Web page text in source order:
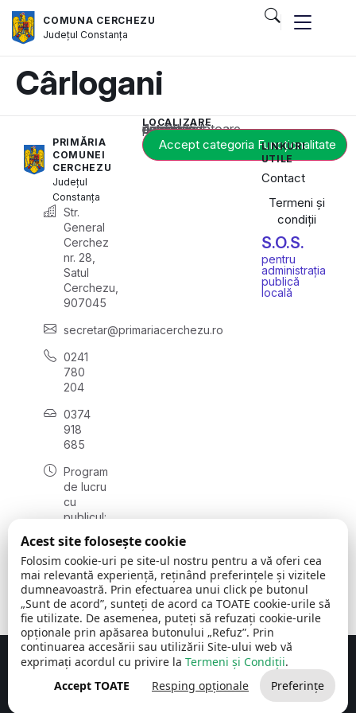
COMUNA CERCHEZU
JudețulConstanța
Cârlogani
PRIMĂRIA
COMUNEI
CERCHEZU
Județul
Constanța
Str.
General
Cerchez
nr. 28,
Satul
Cerchezu,
907045
secretar@primariacerchezu.ro
0241
780
204
0374
918
685
Program
de lucru
cu
publicul:
08:00 -
16:30
, vineri:
08:00 -
14:00
LOCALIZARE
Acest conținut este blocat până când acceptați categoria corespunzătoare de cookie-uri.
Accept categoria Funcționalitate
LINKURI
UTILE
Contact
Termeni și
condiții
S.O.S.
pentru
administrația
publică
locală
Comuna Cerchezu © 2026Toate drepturile rezervate
Concept realizat de Big Media Relații Publice SRL
Acest site folosește cookie
Folosim cookie-uri pe site-ul nostru pentru a vă oferi cea
mai relevantă experiență, reținând preferințele și vizitele
dumneavoastră. Prin efectuarea unui click pe butonul
„Sunt de acord”, sunteți de acord ca TOATE cookie-urile să
fie utilizate. De asemenea, puteți să refuzați cookie-urile
opționale prin apăsarea butonului „Refuz”. Prin
continuarea accesării sau utilizării Site-ului web vă
exprimați acordul cu privire la Termeni și Condiții.
Accept TOATE
Resping opționale Preferințe